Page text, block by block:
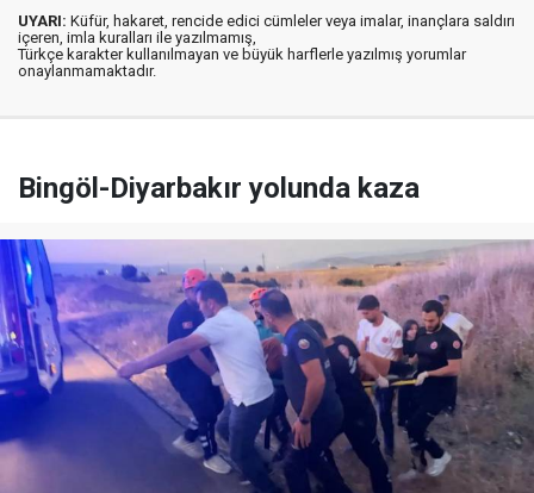
UYARI: Küfür, hakaret, rencide edici cümleler veya imalar, inançlara saldırı
içeren, imla kuralları ile yazılmamış,
Türkçe karakter kullanılmayan ve büyük harflerle yazılmış yorumlar
onaylanmamaktadır.
Bingöl-Diyarbakır yolunda kaza